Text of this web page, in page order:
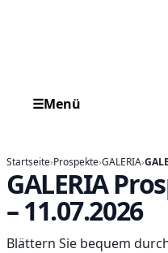
☰Menü
Startseite›Prospekte›GALERIA›
GALERIA
– 11.07.2026
Blättern Sie bequem